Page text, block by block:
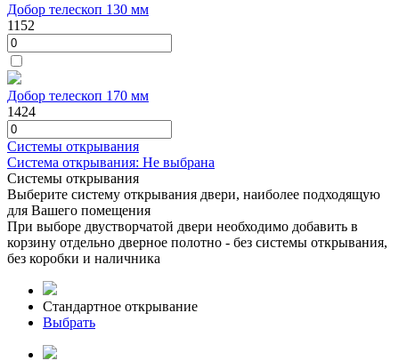
Добор телескоп 130 мм
1152
Добор телескоп 170 мм
1424
Системы открывания
Система открывания: Не выбрана
Системы открывания
Выберите систему открывания двери, наиболее подходящую
для Вашего помещения
При выборе двустворчатой двери необходимо добавить в
корзину отдельно дверное полотно - без системы открывания,
без коробки и наличника
Стандартное открывание
Выбрать